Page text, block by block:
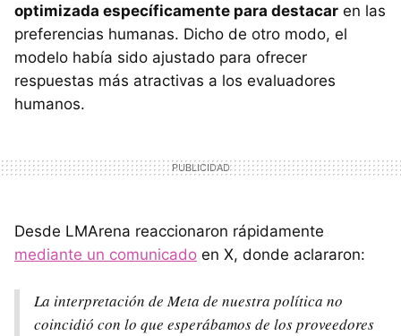
optimizada específicamente para destacar en las
preferencias humanas. Dicho de otro modo, el
modelo había sido ajustado para ofrecer
respuestas más atractivas a los evaluadores
humanos.
Desde LMArena reaccionaron rápidamente
mediante un comunicado en X, donde aclararon:
La interpretación de Meta de nuestra política no
coincidió con lo que esperábamos de los proveedores